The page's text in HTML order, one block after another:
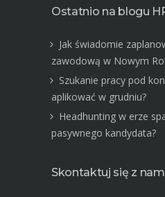
Ostatnio na blogu
Jak świadomie
zawodową w Nowym
Szukanie pracy pod
aplikować w grudniu?
Headhunting w erze
pasywnego kandydata?
Skontaktuj się z